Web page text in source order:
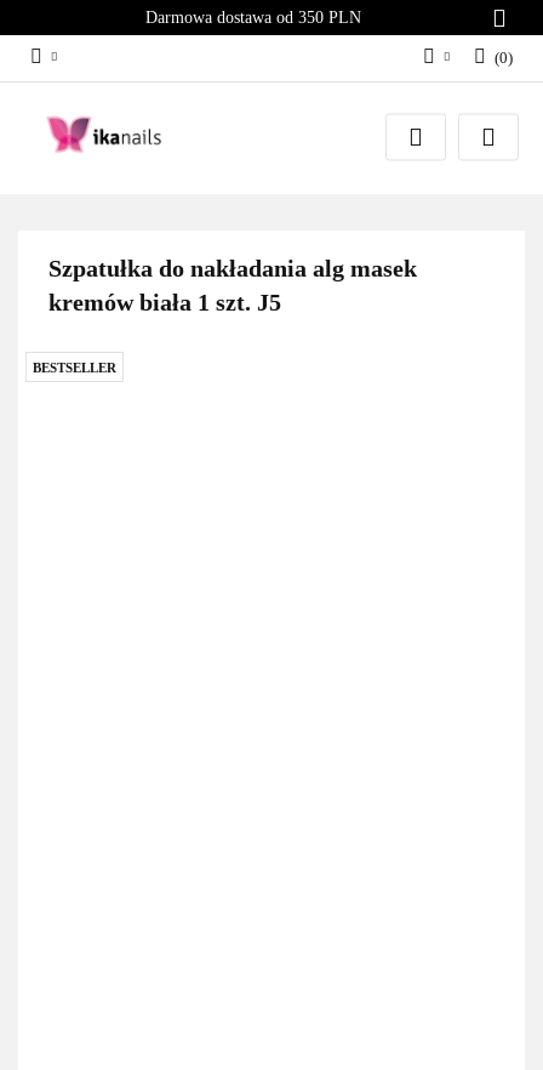
Darmowa dostawa od 350 PLN
Zaloguj się
Załóż konto
(0)
Szpatułka do nakładania alg masek
kremów biała 1 szt. J5
BESTSELLER